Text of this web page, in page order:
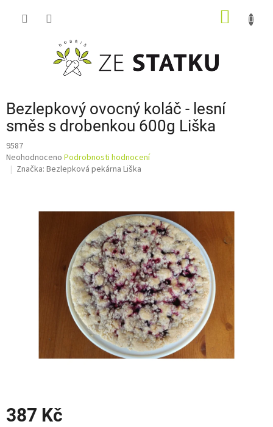
Bezlepkový ovocný koláč - lesní
směs s drobenkou 600g Liška
9587
Průměrné
hodnocení
Neohodnoceno Podrobnosti hodnocení
Značka: Bezlepková pekárna Liška
387 Kč